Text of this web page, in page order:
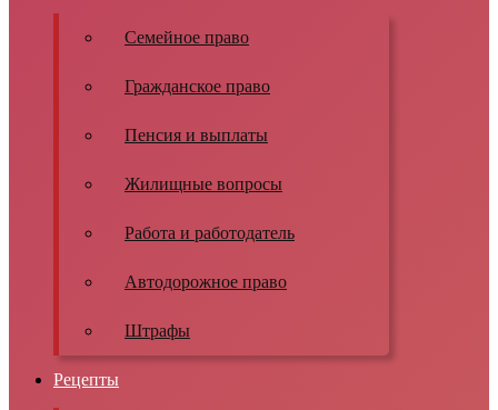
Семейное право
Гражданское право
Пенсия и выплаты
Жилищные вопросы
Работа и работодатель
Автодорожное право
Штрафы
Рецепты